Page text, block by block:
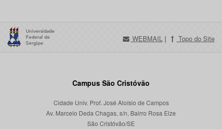
WEBMAIL | Topo do Site
Campus São Cristóvão
Cidade Univ. Prof. José Aloísio de Campos
Av. Marcelo Deda Chagas, s/n, Bairro Rosa Elze
São Cristóvão/SE